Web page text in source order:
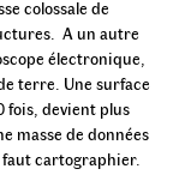
colossale de
A un autre
électronique,
terre. Une surface
fois, devient plus
masse de données
faut cartographier.